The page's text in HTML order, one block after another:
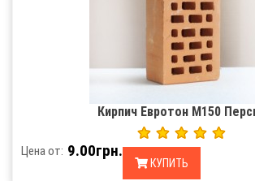
Кирпич Евротон М150
Цена от: 9.00грн.
КУПИТЬ